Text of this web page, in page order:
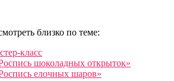
близко по теме:
класс
шоколадных открыток»
елочных шаров»